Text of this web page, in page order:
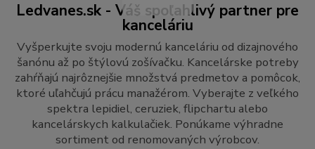
Ledvanes.sk - Váš spoľahlivý partner pre
kanceláriu
Vyšperkujte svoju modernú kanceláriu od dizajnového
šanónu až po štýlovú zošívačku. Kancelárske potreby
zahŕňajú najrôznejšie množstvá predmetov a pomôcok,
ktoré uľahčujú prácu manažérom. Vyberajte z veľkého
spektra lepidiel, ceruziek, flipchartu alebo
kancelárskych kalkulačiek. Ponúkame výhradne
sortiment od renomovaných výrobcov.